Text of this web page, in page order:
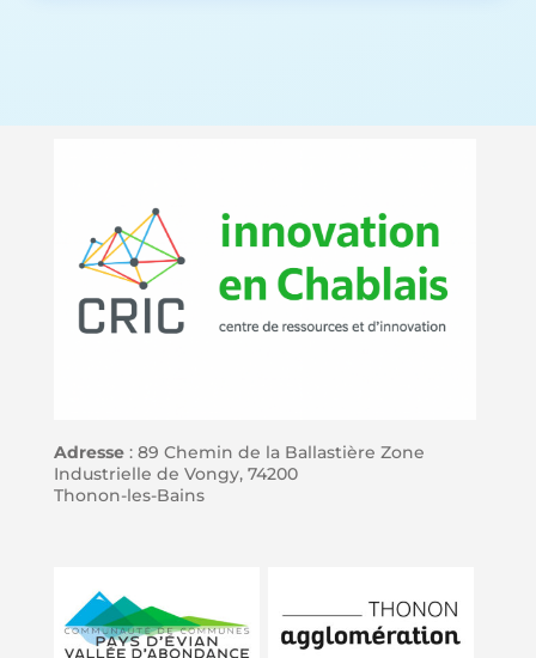
Adresse: 89 Chemin de la Ballastière Zone
Industrielle de Vongy, 74200
Thonon-les-Bains